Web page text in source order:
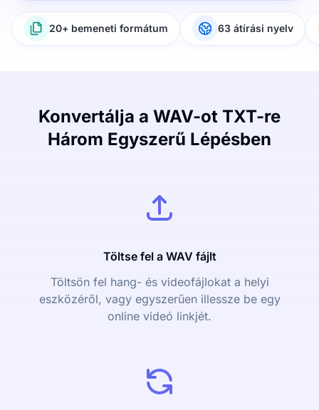
20+ bemeneti formátum 63 átírási nyelv
Konvertálja a WAV-ot TXT-re
Három Egyszerű Lépésben
Töltse fel a WAV fájlt
Töltsön fel hang- és videofájlokat a helyi
eszközéről, vagy egyszerűen illessze be egy
online videó linkjét.